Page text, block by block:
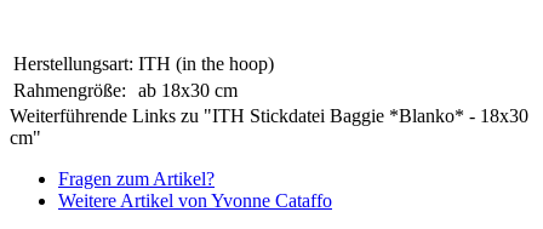
Herstellungsart: ITH (in the hoop)
Rahmengröße:
ab 18x30 cm
Weiterführende Links zu "ITH Stickdatei Baggie *Blanko* - 18x30
cm"
Fragen zum Artikel?
Weitere Artikel von Yvonne Cataffo